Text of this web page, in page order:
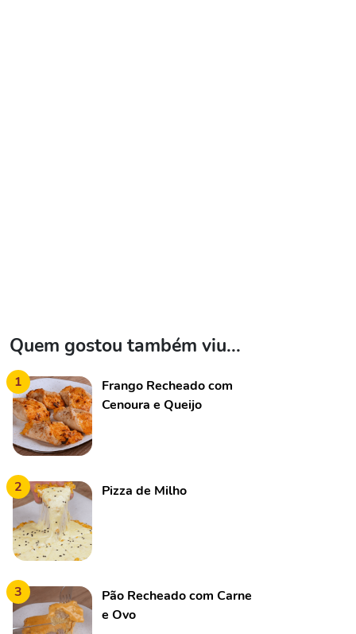
Quem gostou também viu...
1
Frango Recheado com
Cenoura e Queijo
2 Pizza de Milho
3
Pão Recheado com Carne
e Ovo